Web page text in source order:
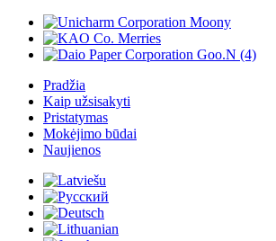
Pradžia
Kaip užsisakyti
Pristatymas
Mokėjimo būdai
Naujienos